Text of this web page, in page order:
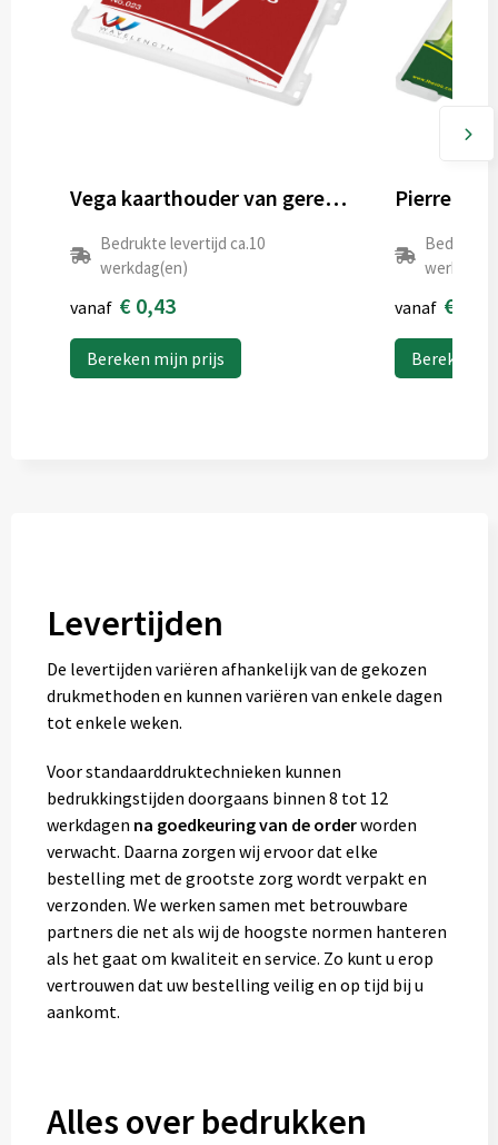
Vega kaarthouder van gerecycled plastic
Bedrukte levertijd ca.10
werkdag(en)
vanaf € 0,43
Bereken mijn prijs
Bedrukte
vanaf €
Bereken
Levertijden
De levertijden variëren afhankelijk van de gekozen
drukmethoden en kunnen variëren van enkele dagen
tot enkele weken.
Voor standaarddruktechnieken kunnen
bedrukkingstijden doorgaans binnen 8 tot 12
werkdagen na goedkeuring van de orderworden
verwacht. Daarna zorgen wij ervoor dat elke
bestelling met de grootste zorg wordt verpakt en
verzonden. We werken samen met betrouwbare
partners die net als wij de hoogste normen hanteren
als het gaat om kwaliteit en service. Zo kunt u erop
vertrouwen dat uw bestelling veilig en op tijd bij u
aankomt.
Alles over bedrukken